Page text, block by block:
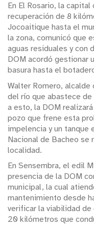
En El Rosario, la
recuperación de 8
Jocoaitique hasta el
la zona, comunicó que
aguas residuales y con
DOM acordó gestionar
basura hasta el
Walter Romero, alcalde
del río que abastece de
a esto, la DOM
pozo que frene esta
impelencia y un tanque
Nacional de Bacheo se
localidad.
En Sensembra, el edil
presencia de la DOM
municipal, la cual
mantenimiento desde
verificar la viabilidad de
20 kilómetros que